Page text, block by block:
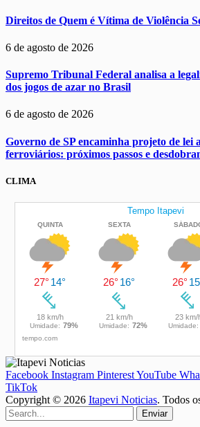
Direitos de Quem é Vítima de Violência
6 de agosto de 2026
Supremo Tribunal Federal analisa a
dos jogos de azar no Brasil
6 de agosto de 2026
Governo de SP encaminha projeto de lei
ferroviários: próximos passos e
CLIMA
Facebook Instagram PinterestYouTube
TikTok
Copyright © 2026 Itapevi Noticias. Todos
Enviar